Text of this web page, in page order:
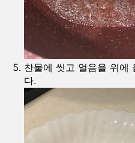
찬물에 씻고 얼음을 위에
다.